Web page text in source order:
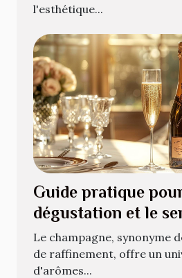
l'esthétique...
Guide pratique
dégustation et le
champagne
Le champagne, synonyme
de raffinement, offre un
d'arômes...